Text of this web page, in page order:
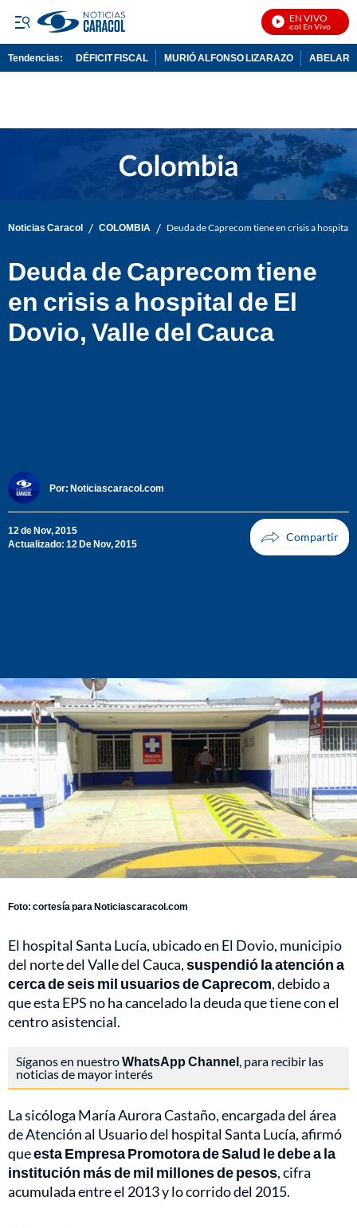
EN VIVO
Noticias Caracol En Vivo
Tendencias: DÉFICIT FISCAL MURIÓ ALFONSO LIZARAZO
Noticias Caracol / COLOMBIA / Deuda de Caprecom tiene en crisis a hospital
Deuda de Caprecom tiene
en crisis a hospital de El
Dovio, Valle del Cauca
Por: Noticiascaracol.com
12 de Nov, 2015
Actualizado: 12 De Nov, 2015
Foto: cortesía para Noticiascaracol.com
El hospital Santa Lucía, ubicado en El Dovio, municipio
del norte del Valle del Cauca,suspendió la atención a
cerca de seis mil usuarios de Caprecom, debido a
que esta EPS no ha cancelado la deuda que tiene con el
centro asistencial.
Síganos en nuestroWhatsApp Channel, para recibir las
noticias de mayor interés
La sicóloga María Aurora Castaño, encargada del área
de Atención al Usuario del hospital Santa Lucía, afirmó
queesta Empresa Promotora de Salud le debe a la
institución más de mil millones de pesos, cifra
acumulada entre el 2013 y lo corrido del 2015.